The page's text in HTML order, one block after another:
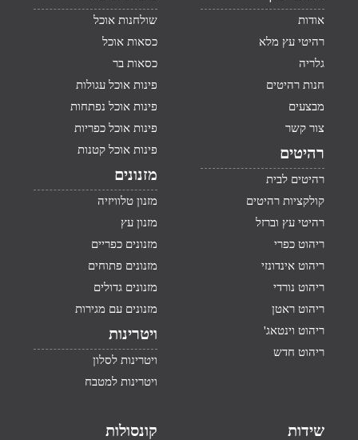
אודות
רהיטי עץ מלא
גלריה
חנות רהיטים
מבצעים
צור קשר
רהיטים
רהיטים לבית
קולקציות רהיטים
רהיטי עץ וברזל
ריהוט כפרי
ריהוט אינדונזי
ריהוט נורדי
ריהוט ראטן
ריהוט וינטאג'
ריהוט חדש
שולחנות אוכל
כסאות אוכל
כסאות בר
פינות אוכל עגולות
פינות אוכל נפתחות
פינות אוכל כפריות
פינות אוכל קטנות
מזנונים
מזנון טלוויזיה
מזנון עץ
מזנונים כפריים
מזנונים פתוחים
מזנונים גדולים
מזנונים עם מגירות
ויטרינות
ויטרינות לסלון
ויטרינות למטבח
שידות קונסולות